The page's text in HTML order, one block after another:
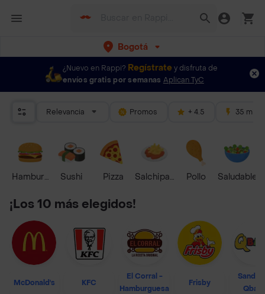
Bogotá
¿Nuevo en Rappi? Regístrate y disfruta de
envíos gratis por semanas Aplican TyC
Relevancia Promos + 4.5 35 mins
HamburguesaSushi Pizza Salchipapas Pollo Saludable
¡Los 10 más elegidos!
McDonald's KFC
El Corral -
Hamburguesa
Frisby